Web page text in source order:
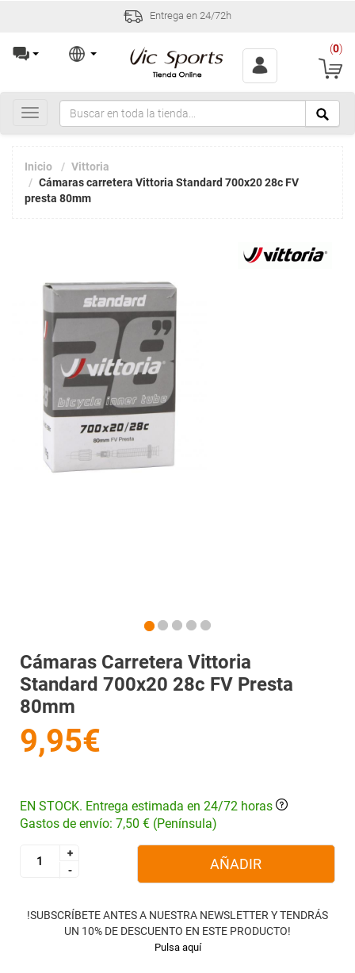
Entrega en 24/72h
(0)
Toggle
navigation
Inicio
Vittoria
Cámaras carretera Vittoria Standard 700x20 28c FV
presta 80mm
Cámaras Carretera Vittoria
Standard 700x20 28c FV Presta
80mm
9,95€
EN STOCK. Entrega estimada en 24/72 horas
Gastos de envío: 7,50 € (Península)
+
-
+
-
AÑADIR
!SUBSCRÍBETE ANTES A NUESTRA NEWSLETTER Y TENDRÁS
UN 10% DE DESCUENTO EN ESTE PRODUCTO!
Pulsa aquí